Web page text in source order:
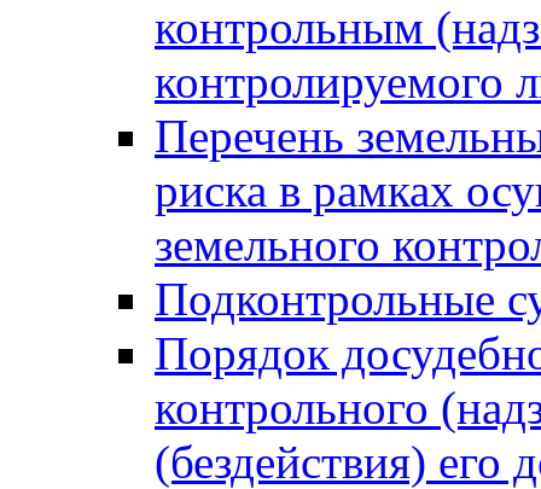
контрольным
контролируемого
Перечень
риска в рамках
земельного
Подконтрольные
Порядок
контрольного
(бездействия)